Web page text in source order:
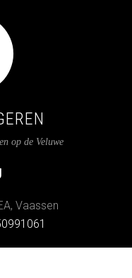
op de Veluwe
, Vaassen